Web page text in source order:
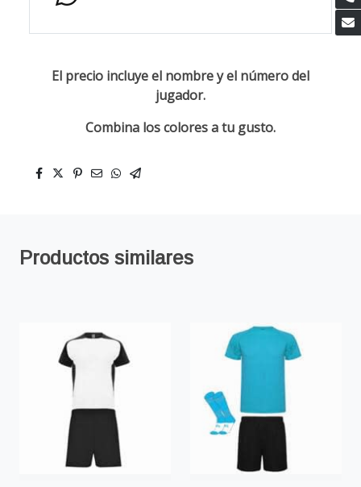
El precio incluye el nombre y el número del
jugador.
Combina los colores a tu gusto.
Productos similares